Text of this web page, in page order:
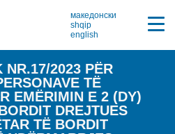
македонски
shqip
english
NR.17/2023 PËR
TË
EMËRIMIN E 2 (DY)
DREJTUES
TË BORDIT